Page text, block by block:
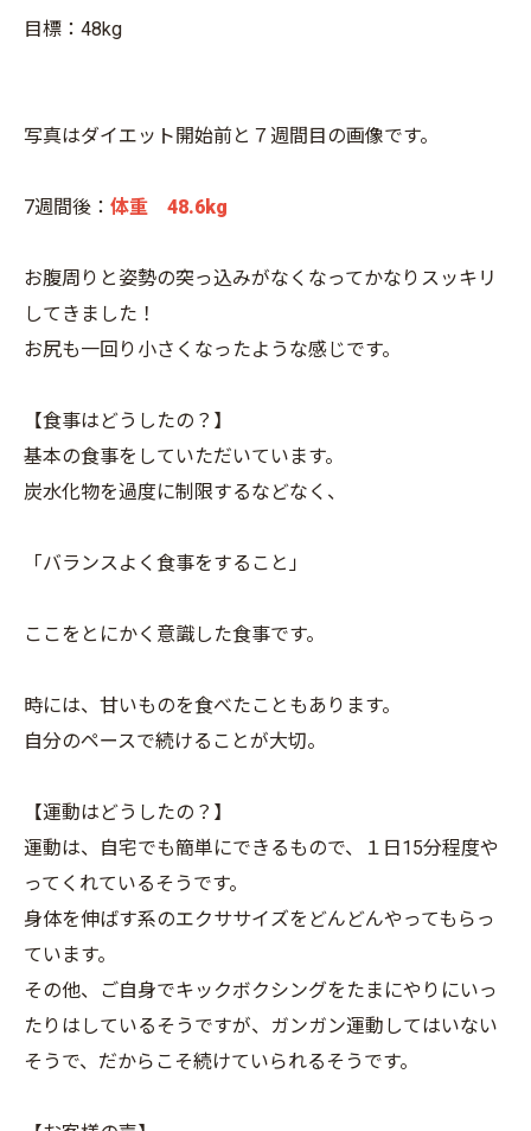
目標：48kg
写真はダイエット開始前と７週間目の画像です。
7週間後： 体重 48.6kg
お腹周りと姿勢の突っ込みがなくなってかなりスッキリ
してきました！
お尻も一回り小さくなったような感じです。
【食事はどうしたの？】
基本の食事をしていただいています。
炭水化物を過度に制限するなどなく、
「バランスよく食事をすること」
ここをとにかく意識した食事です。
時には、甘いものを食べたこともあります。
自分のペースで続けることが大切。
【運動はどうしたの？】
運動は、自宅でも簡単にできるもので、１日15分程度や
ってくれているそうです。
身体を伸ばす系のエクササイズをどんどんやってもらっ
ています。
その他、ご自身でキックボクシングをたまにやりにいっ
たりはしているそうですが、ガンガン運動してはいない
そうで、だからこそ続けていられるそうです。